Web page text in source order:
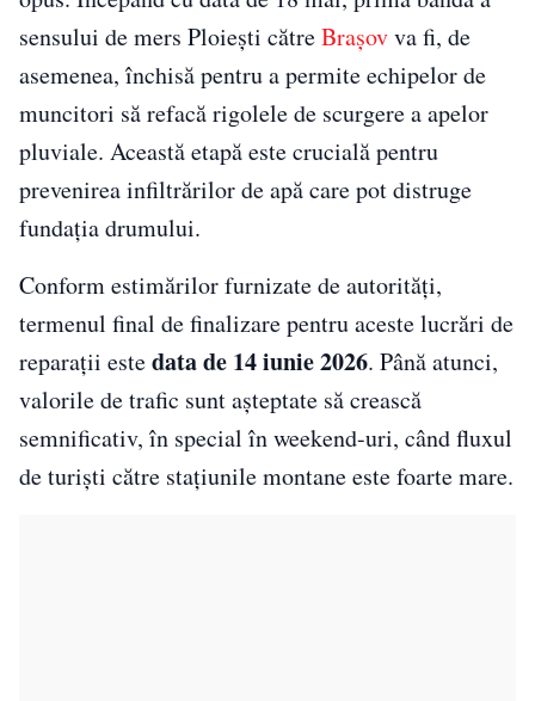
sensului de mers Ploiești cătreBrașovva fi, de
asemenea, închisă pentru a permite echipelor de
muncitori să refacă rigolele de scurgere a apelor
pluviale. Această etapă este crucială pentru
prevenirea infiltrărilor de apă care pot distruge
fundația drumului.
Conform estimărilor furnizate de autorități,
termenul final de finalizare pentru aceste lucrări de
reparații estedata de 14 iunie 2026. Până atunci,
valorile de trafic sunt așteptate să crească
semnificativ, în special în weekend-uri, când fluxul
de turiști către stațiunile montane este foarte mare.